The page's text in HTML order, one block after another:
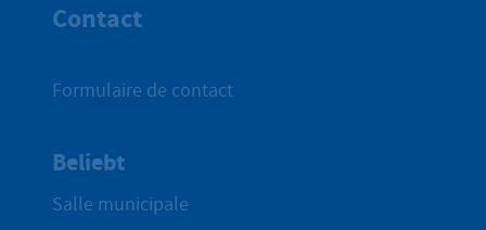
Contact
Formulaire de contact
Beliebt
Salle municipale